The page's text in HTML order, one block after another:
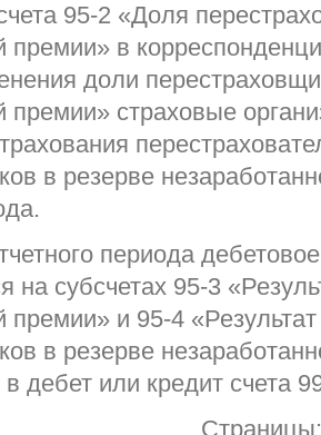
95-2 «Доля
премии» в
доли
премии» страховые
в резерве
периода
на субсчетах 95-3
премии» и 95-4
в резерве
в дебет или кредит счета